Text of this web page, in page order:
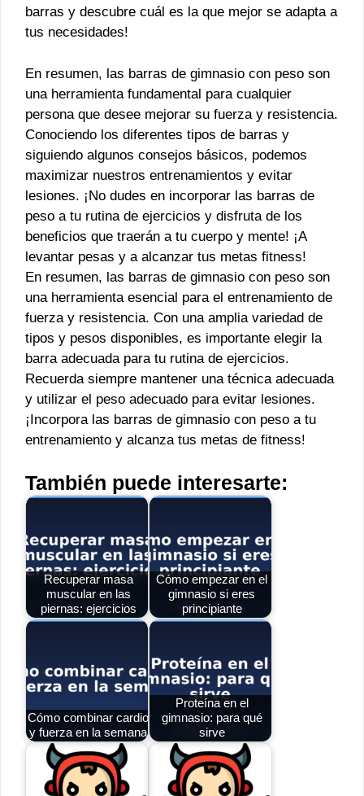
barras y descubre cuál es la que mejor se adapta a
tus necesidades!
En resumen, las barras de gimnasio con peso son
una herramienta fundamental para cualquier
persona que desee mejorar su fuerza y resistencia.
Conociendo los diferentes tipos de barras y
siguiendo algunos consejos básicos, podemos
maximizar nuestros entrenamientos y evitar
lesiones. ¡No dudes en incorporar las barras de
peso a tu rutina de ejercicios y disfruta de los
beneficios que traerán a tu cuerpo y mente! ¡A
levantar pesas y a alcanzar tus metas fitness!
En resumen, las barras de gimnasio con peso son
una herramienta esencial para el entrenamiento de
fuerza y resistencia. Con una amplia variedad de
tipos y pesos disponibles, es importante elegir la
barra adecuada para tu rutina de ejercicios.
Recuerda siempre mantener una técnica adecuada
y utilizar el peso adecuado para evitar lesiones.
¡Incorpora las barras de gimnasio con peso a tu
entrenamiento y alcanza tus metas de fitness!
También puede interesarte:
Recuperar masa
muscular en las
piernas: ejercicios
Cómo empezar en el
gimnasio si eres
principiante
Cómo combinar cardio
y fuerza en la semana
Proteína en el
gimnasio: para qué
sirve